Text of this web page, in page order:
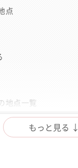
点
地点一覧
もっと見る ↓